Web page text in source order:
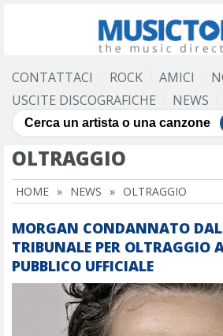
CONTATTACI ROCK AMICI
USCITE DISCOGRAFICHE
NEWS
OLTRAGGIO
HOME » NEWS » OLTRAGGIO
MORGAN CONDANNATO DAL
TRIBUNALE PER OLTRAGGIO
PUBBLICO UFFICIALE